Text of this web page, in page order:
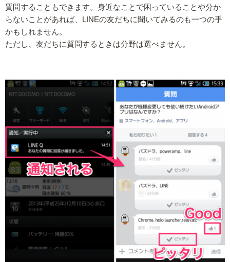
質問することもできます。身近なことで困っていることや分か
らないことがあれば、LINEの友だちに聞いてみるのも一つの手
かもしれません。
ただし、友だちに質問するときは分野は選べません。